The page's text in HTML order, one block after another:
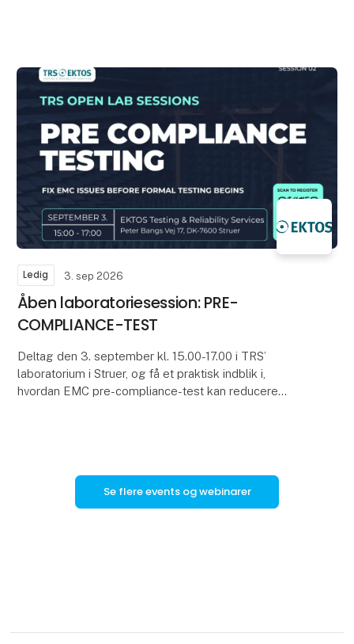
Ledig 3. sep 2026
Åben laboratoriesession: PRE-
COMPLIANCE-TEST
Deltag den 3. september kl. 15.00-17.00 i TRS’
laboratorium i Struer, og få et praktisk indblik i,
hvordan EMC pre-compliance-test kan reducere
Se flere events og webinarer